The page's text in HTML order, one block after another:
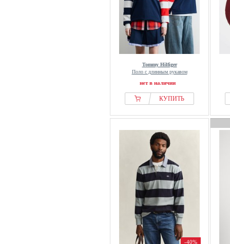
Tommy Hilfiger
Поло с длинным рукавом
нет в наличии
КУПИТЬ
-40%